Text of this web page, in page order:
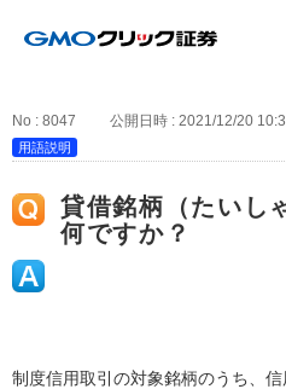
No : 8047 公開日時 : 2021/12/20
用語説明
貸借銘柄（たいし
何ですか？
制度信用取引の対象銘柄のうち、